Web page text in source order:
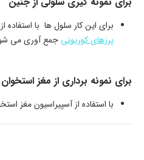
برای این کار سلول ها با استفاده
پرزهای کوریونی جمع آوری می
برای نمونه برداری از مغز استخوان
با استفاده از آسپیراسیون مغز